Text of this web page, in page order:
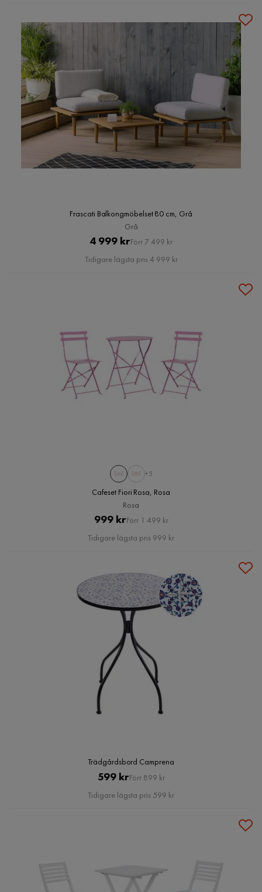
Frascati Balkongmöbelset 80 cm, Grå
Grå
Pris
4 999 krOriginal
Pris
Förr 7 499 kr
Tidigare lägsta pris 4 999 kr
+5
Cafeset Fiori Rosa, Rosa
Rosa
Pris
999 kr Original
Pris
Förr 1 499 kr
Tidigare lägsta pris 999 kr
Trädgårdsbord Camprena
Pris
599 krOriginal
Pris
Förr 899 kr
Tidigare lägsta pris 599 kr